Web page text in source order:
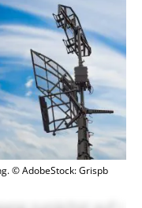
© AdobeStock: Grispb